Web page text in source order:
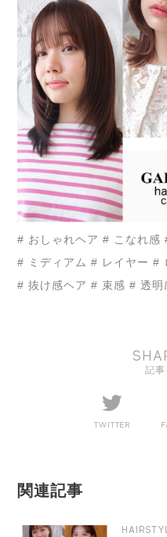
# おしゃれヘア # こなれ感
# ミディアム # レイヤー #
# 抜け感ヘア # 束感 # 透明
記事
TWITTER
関連記事